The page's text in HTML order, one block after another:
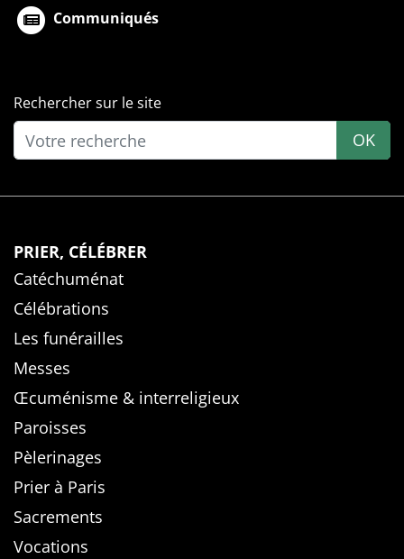
Communiqués
Rechercher sur le site
OK
PRIER, CÉLÉBRER
Catéchuménat
Célébrations
Les funérailles
Messes
Œcuménisme & interreligieux
Paroisses
Pèlerinages
Prier à Paris
Sacrements
Vocations